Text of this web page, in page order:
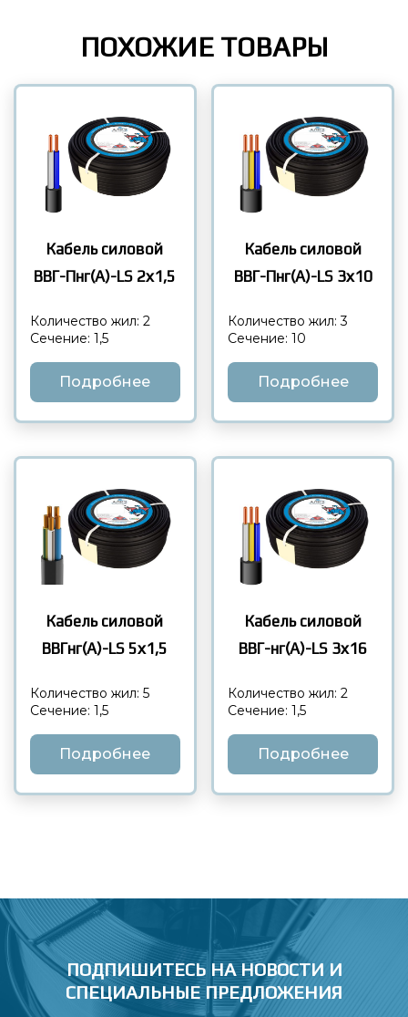
ПОХОЖИЕ ТОВАРЫ
Кабель силовой
ВВГ-Пнг(А)-LS 2х1,5
Количество жил: 2
Сечение: 1,5
Подробнее
Кабель силовой
ВВГ-Пнг(А)-LS 3х10
Количество жил: 3
Сечение: 10
Подробнее
Кабель силовой
ВВГнг(А)-LS 5х1,5
Количество жил: 5
Сечение: 1,5
Подробнее
Кабель силовой
ВВГ-нг(А)-LS 3х16
Количество жил: 2
Сечение: 1,5
Подробнее
ПОДПИШИТЕСЬ НА НОВОСТИ И
СПЕЦИАЛЬНЫЕ ПРЕДЛОЖЕНИЯ